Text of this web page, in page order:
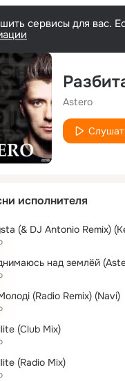
сервисы для вас.
Astero
исполнителя
(& DJ Antonio Remix)
над землёй
(Radio Remix) (Navi)
(Club Mix)
(Radio Mix)